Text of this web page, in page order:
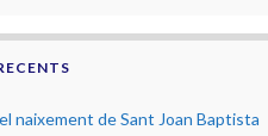
naixement de Sant Joan Baptista